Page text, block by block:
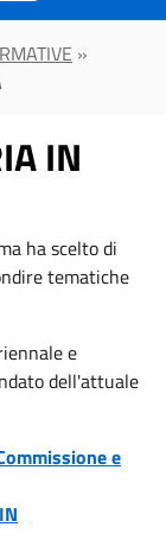
»
IN
ha scelto di
tematiche
e
dell'attuale
e